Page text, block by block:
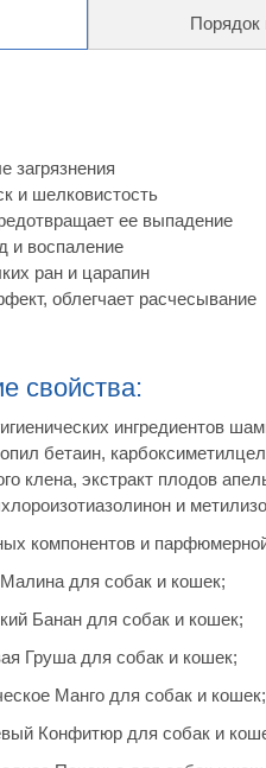
Порядок
загрязнения
и шелковистость
ее выпадение
и воспаление
ран и царапин
облегчает расчесывание
свойства:
ингредиентов
бетаин,
клена, экстракт плодов
и
компонентов и
для собак и кошек;
Банан для собак и кошек;
Груша для собак и кошек;
Манго для собак и кошек;
Конфитюр для собак и